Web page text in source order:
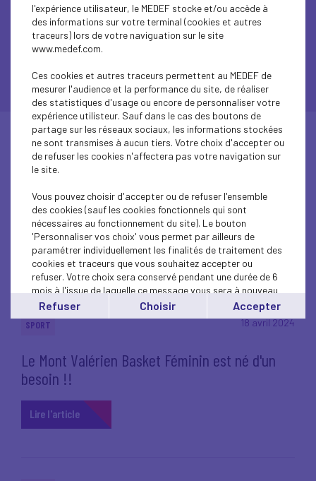
COVID-19
18 mars 2025
ENTREPRISE SPORT
Le MEDEF est partenaire de la 12ème édition
des Trophées Sport & Management !
Lire l'article
18 avril 2024
SPORT
Le Mont Valérien Basket Féminin est né d'un
besoin !!
Lire l'article
l'expérience utilisateur, le MEDEF stocke et/ou accède à
des informations sur votre terminal (cookies et autres
traceurs) lors de votre naviguation sur le site
www.medef.com.
Ces cookies et autres traceurs permettent au MEDEF de
mesurer l'audience et la performance du site, de réaliser
des statistiques d'usage ou encore de personnaliser votre
expérience utilisteur. Sauf dans le cas des boutons de
partage sur les réseaux sociaux, les informations stockées
ne sont transmises à aucun tiers. Votre choix d'accepter ou
de refuser les cookies n'affectera pas votre navigation sur
le site.
Vous pouvez choisir d'accepter ou de refuser l'ensemble
des cookies (sauf les cookies fonctionnels qui sont
nécessaires au fonctionnement du site). Le bouton
'Personnaliser vos choix' vous permet par ailleurs de
paramétrer individuellement les finalités de traitement des
cookies et traceurs que vous souhaitez accepter ou
refuser. Votre choix sera conservé pendant une durée de 6
mois à l'issue de laquelle ce message vous sera à nouveau
affiché..
Vous pouvez modifier votre choix à tout moment en
cliquant sur le lien
Refuser Choisir Accepter